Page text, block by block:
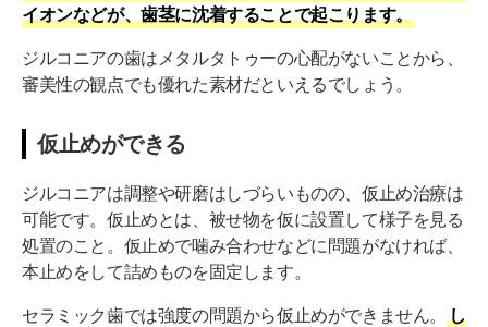
イオンなどが、歯茎に沈着することで起こります。
ジルコニアの歯はメタルタトゥーの心配がないことから、
審美性の観点でも優れた素材だといえるでしょう。
仮止めができる
ジルコニアは調整や研磨はしづらいものの、仮止め治療は
可能です。仮止めとは、被せ物を仮に設置して様子を見る
処置のこと。仮止めで噛み合わせなどに問題がなければ、
本止めをして詰めものを固定します。
セラミック歯では強度の問題から仮止めができません。
し